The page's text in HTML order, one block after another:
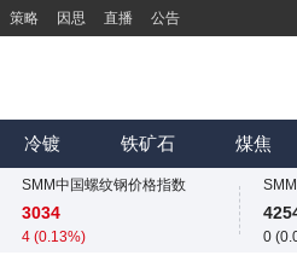
策略 因思 直播 公告
冷镀 铁矿石 煤焦
SMM中国螺纹钢价格指数
1925
SMM中国螺纹钢价格指数
3034
4 (0.13%)
0